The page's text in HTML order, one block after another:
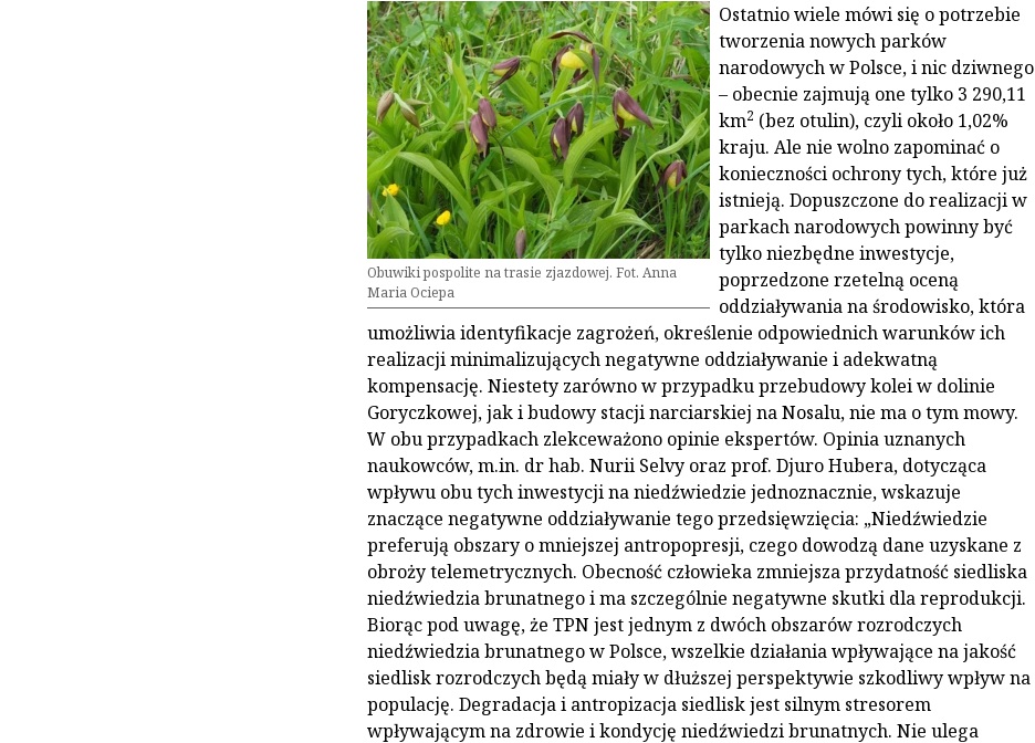
Obuwiki pospolite na trasie zjazdowej. Fot. Anna
Maria Ociepa
Ostatnio wiele mówi się o potrzebie
tworzenia nowych parków
narodowych w Polsce, i nic dziwnego
– obecnie zajmują one tylko 3 290,11
km2 (bez otulin), czyli około 1,02%
kraju. Ale nie wolno zapominać o
konieczności ochrony tych, które już
istnieją. Dopuszczone do realizacji w
parkach narodowych powinny być
tylko niezbędne inwestycje,
poprzedzone rzetelną oceną
oddziaływania na środowisko, która
umożliwia identyfikacje zagrożeń, określenie odpowiednich warunków ich
realizacji minimalizujących negatywne oddziaływanie i adekwatną
kompensację. Niestety zarówno w przypadku przebudowy kolei w dolinie
Goryczkowej, jak i budowy stacji narciarskiej na Nosalu, nie ma o tym mowy.
W obu przypadkach zlekceważono opinie ekspertów. Opinia uznanych
naukowców, m.in. dr hab. Nurii Selvy oraz prof. Djuro Hubera, dotycząca
wpływu obu tych inwestycji na niedźwiedzie jednoznacznie, wskazuje
znaczące negatywne oddziaływanie tego przedsięwzięcia: „Niedźwiedzie
preferują obszary o mniejszej antropopresji, czego dowodzą dane uzyskane z
obroży telemetrycznych. Obecność człowieka zmniejsza przydatność siedliska
niedźwiedzia brunatnego i ma szczególnie negatywne skutki dla reprodukcji.
Biorąc pod uwagę, że TPN jest jednym z dwóch obszarów rozrodczych
niedźwiedzia brunatnego w Polsce, wszelkie działania wpływające na jakość
siedlisk rozrodczych będą miały w dłuższej perspektywie szkodliwy wpływ na
populację. Degradacja i antropizacja siedlisk jest silnym stresorem
wpływającym na zdrowie i kondycję niedźwiedzi brunatnych. Nie ulega